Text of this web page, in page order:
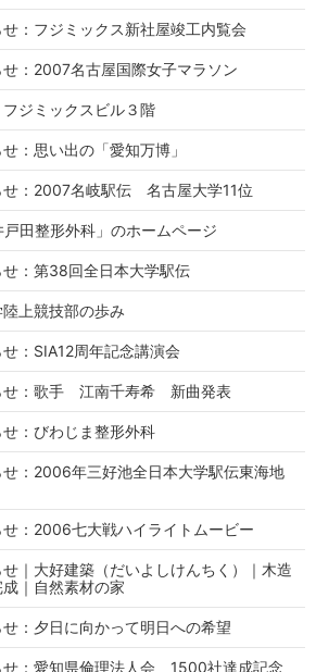
：フジミックス新社屋竣工内覧会
：2007名古屋国際女子マラソン
ジミックスビル３階
：思い出の「愛知万博」
せ：2007名岐駅伝 名古屋大学11位
田整形外科」のホームページ
：第38回全日本大学駅伝
上競技部の歩み
：SIA12周年記念講演会
せ：歌手 江南千寿希 新曲発表
：びわじま整形外科
：2006年三好池全日本大学駅伝東海地
：2006七大戦ハイライトムービー
｜大好建築（だいよしけんちく）｜木造
｜自然素材の家
：夕日に向かって明日への希望
せ：愛知県倫理法人会 1500社達成記念